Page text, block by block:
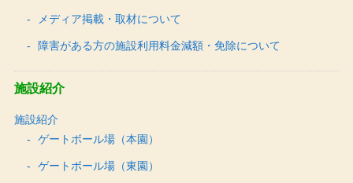
メディア掲載・取材について
障害がある方の施設利用料金減額・免除について
施設紹介
施設紹介
ゲートボール場（本園）
ゲートボール場（東園）